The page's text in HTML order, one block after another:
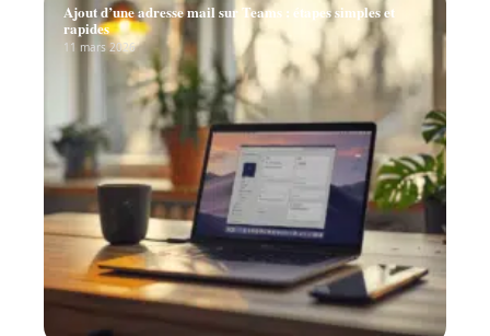
Ajout d’une adresse mail sur Teams : étapes simples et
rapides
11 mars 2026